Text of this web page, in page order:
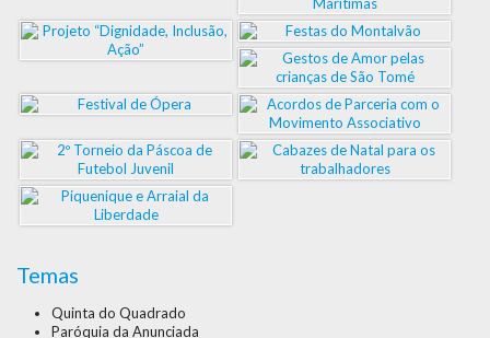
Temas
Quinta do Quadrado
Paróquia da Anunciada